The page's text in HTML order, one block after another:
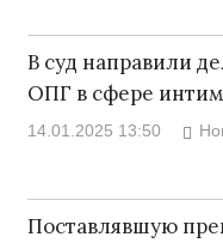
В суд направили
ОПГ в сфере
14.01.2025 13:50
Поставлявшую